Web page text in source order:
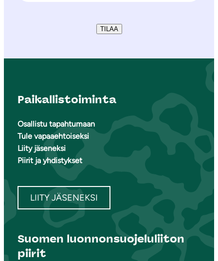
TILAA
Paikallistoiminta
Osallistu tapahtumaan
Tule vapaaehtoiseksi
Liity jäseneksi
Piirit ja yhdistykset
LIITY JÄSENEKSI
Suomen luonnonsuojeluliiton
piirit